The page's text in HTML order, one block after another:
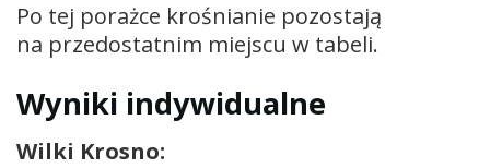
Po tej porażce krośnianie pozostają
na przedostatnim miejscu w tabeli.
Wyniki indywidualne
Wilki Krosno: